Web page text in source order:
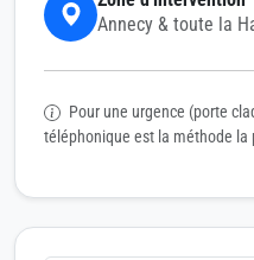
Annecy & toute la
Pour une urgence (porte
téléphonique est la méthode la